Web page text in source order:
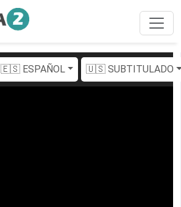
🇪🇸 ESPAÑOL 🇺🇸 SUBTITULADO